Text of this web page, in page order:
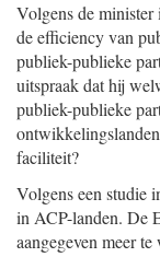
Volgens de minister
de efficiency van
publiek-publieke
uitspraak dat hij
publiek-publieke
ontwikkelingslanden
faciliteit?
Volgens een studie
in ACP-landen. De
aangegeven meer